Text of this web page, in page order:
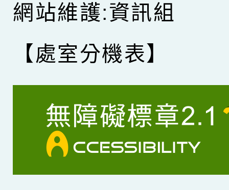
網站維護:資訊組
【處室分機表】